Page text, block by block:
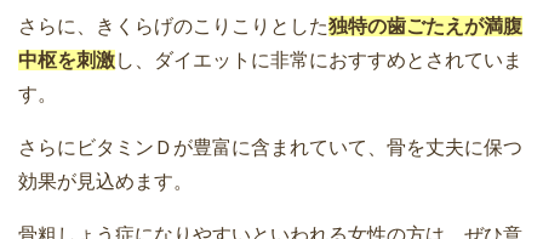
さらに、きくらげのこりこりとした独特の歯ごたえが満腹
中枢を刺激し、ダイエットに非常におすすめとされていま
す。
さらにビタミンＤが豊富に含まれていて、骨を丈夫に保つ
効果が見込めます。